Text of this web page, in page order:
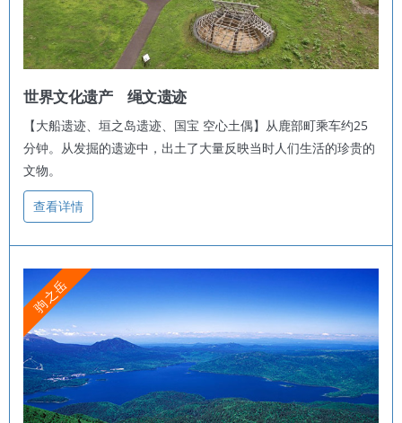
世界文化遗产 绳文遗迹
【大船遗迹、垣之岛遗迹、国宝 空心土偶】从鹿部町乘车约25
分钟。从发掘的遗迹中，出土了大量反映当时人们生活的珍贵的
文物。
查看详情
驹之岳